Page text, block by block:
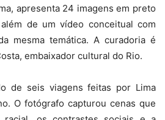
apresenta 24 imagens em preto
de um vídeo conceitual com
mesma temática. A curadoria é
embaixador cultural do Rio.
de seis viagens feitas por Lima
O fotógrafo capturou cenas que